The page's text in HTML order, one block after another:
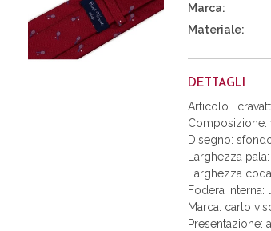
Marca:
Materiale:
DETTAGLI
Articolo :
Composizione:
Disegno:
Larghezza
Larghezza
Fodera interna:
Marca: carlo
Presentazione: